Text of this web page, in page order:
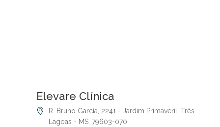
Elevare Clínica
R. Bruno García, 2241 - Jardim Primaveril, Três
Lagoas - MS, 79603-070